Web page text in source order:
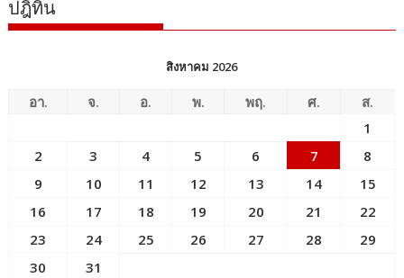
ปฎิทิน
สิงหาคม 2026
อา. จ. อ. พ. พฤ. ศ.
ส.
1
2
3 4 5 6 7
8
9
10 11 12 13 14
15
16
17 18 19 20 21
22
23
24 25 26 27 28
29
30
31